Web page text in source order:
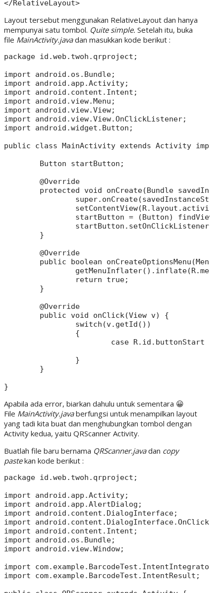
Layout tersebut menggunakan RelativeLayout dan hanya
mempunyai satu tombol. Quite simple. Setelah itu, buka
file MainActivity.javadan masukkan kode berikut :
package id.web.twoh.qrproject;
import android.os.Bundle;
import android.app.Activity;
import android.content.Intent;
import android.view.Menu;
import android.view.View;
import android.view.View.OnClickListener;
import android.widget.Button;
public class MainActivity extends Activity
Apabila ada error, biarkan dahulu untuk sementara 😀
File MainActivity.javaberfungsi untuk menampilkan layout
yang tadi kita buat dan menghubungkan tombol dengan
Activity kedua, yaitu QRScanner Activity.
Buatlah file baru bernama QRScanner.javadan copy
pastekan kode berikut :
package id.web.twoh.qrproject;
import android.app.Activity;
import android.app.AlertDialog;
import android.content.DialogInterface;
import
import android.content.Intent;
import android.os.Bundle;
import android.view.Window;
import com.example.BarcodeTest.IntentIntegrator;
import com.example.BarcodeTest.IntentResult;